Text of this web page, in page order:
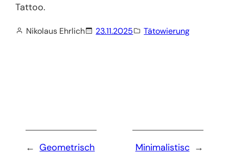
Tattoo.
Nikolaus Ehrlich 23.11.2025 Tätowierung
← Geometrisch
→
Minimalistisc